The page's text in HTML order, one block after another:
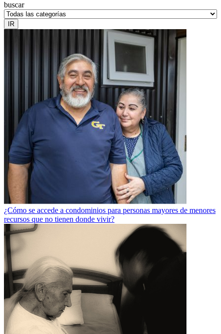
buscar
IR
¿Cómo se accede a condominios para personas mayores de menores
recursos que no tienen donde vivir?